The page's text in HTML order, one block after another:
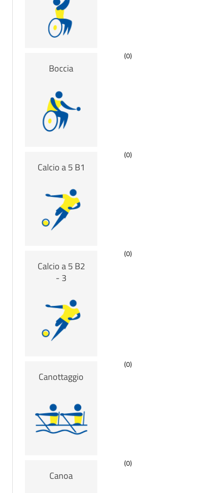
Boccia
(0)
Calcio a 5 B1
(0)
Calcio a 5 B2
- 3
(0)
Canottaggio
(0)
Canoa
(0)